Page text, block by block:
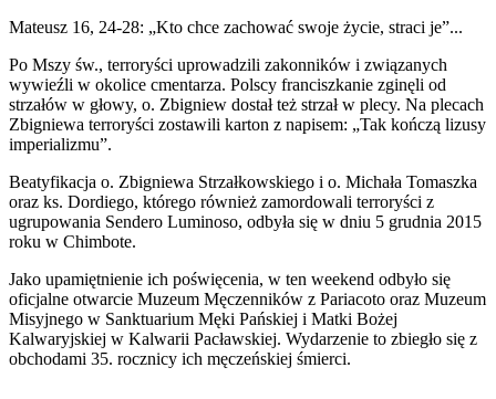
Mateusz 16, 24-28: „Kto chce zachować swoje życie, straci je”...
Po Mszy św., terroryści uprowadzili zakonników i związanych
wywieźli w okolice cmentarza. Polscy franciszkanie zginęli od
strzałów w głowy, o. Zbigniew dostał też strzał w plecy. Na plecach
Zbigniewa terroryści zostawili karton z napisem: „Tak kończą lizusy
imperializmu”.
Beatyfikacja o. Zbigniewa Strzałkowskiego i o. Michała Tomaszka
oraz ks. Dordiego, którego również zamordowali terroryści z
ugrupowania Sendero Luminoso, odbyła się w dniu 5 grudnia 2015
roku w Chimbote.
Jako upamiętnienie ich poświęcenia, w ten weekend odbyło się
oficjalne otwarcie Muzeum Męczenników z Pariacoto oraz Muzeum
Misyjnego w Sanktuarium Męki Pańskiej i Matki Bożej
Kalwaryjskiej w Kalwarii Pacławskiej. Wydarzenie to zbiegło się z
obchodami 35. rocznicy ich męczeńskiej śmierci.